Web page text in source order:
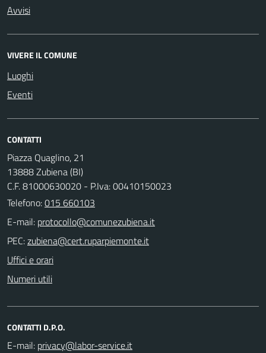
Avvisi
VIVERE IL COMUNE
Luoghi
Eventi
CONTATTI
Piazza Quaglino, 21
13888 Zubiena (BI)
C.F. 81000630020 - P.Iva: 00410150023
Telefono:015 660103
E-mail:
PEC:
Uffici e orari
Numeri utili
CONTATTI D.P.O.
E-mail: